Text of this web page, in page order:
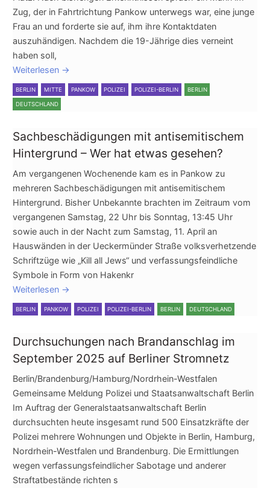
Zug, der in Fahrtrichtung Pankow unterwegs war, eine junge
Frau an und forderte sie auf, ihm ihre Kontaktdaten
auszuhändigen. Nachdem die 19-Jährige dies verneint
haben soll,
Weiterlesen →
BERLIN MITTE PANKOW POLIZEI POLIZEI-BERLIN BERLIN
DEUTSCHLAND
Sachbeschädigungen mit antisemitischem
Hintergrund – Wer hat etwas gesehen?
Am vergangenen Wochenende kam es in Pankow zu
mehreren Sachbeschädigungen mit antisemitischem
Hintergrund. Bisher Unbekannte brachten im Zeitraum vom
vergangenen Samstag, 22 Uhr bis Sonntag, 13:45 Uhr
sowie auch in der Nacht zum Samstag, 11. April an
Hauswänden in der Ueckermünder Straße volksverhetzende
Schriftzüge wie „Kill all Jews“ und verfassungsfeindliche
Symbole in Form von Hakenkr
Weiterlesen →
BERLIN PANKOW POLIZEI POLIZEI-BERLIN BERLIN DEUTSCHLAND
Durchsuchungen nach Brandanschlag im
September 2025 auf Berliner Stromnetz
Berlin/Brandenburg/Hamburg/Nordrhein-Westfalen
Gemeinsame Meldung Polizei und Staatsanwaltschaft Berlin
Im Auftrag der Generalstaatsanwaltschaft Berlin
durchsuchten heute insgesamt rund 500 Einsatzkräfte der
Polizei mehrere Wohnungen und Objekte in Berlin, Hamburg,
Nordrhein-Westfalen und Brandenburg. Die Ermittlungen
wegen verfassungsfeindlicher Sabotage und anderer
Straftatbestände richten s